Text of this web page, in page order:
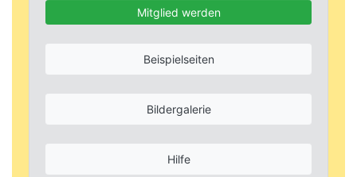
Mitglied werden
Beispielseiten
Bildergalerie
Hilfe